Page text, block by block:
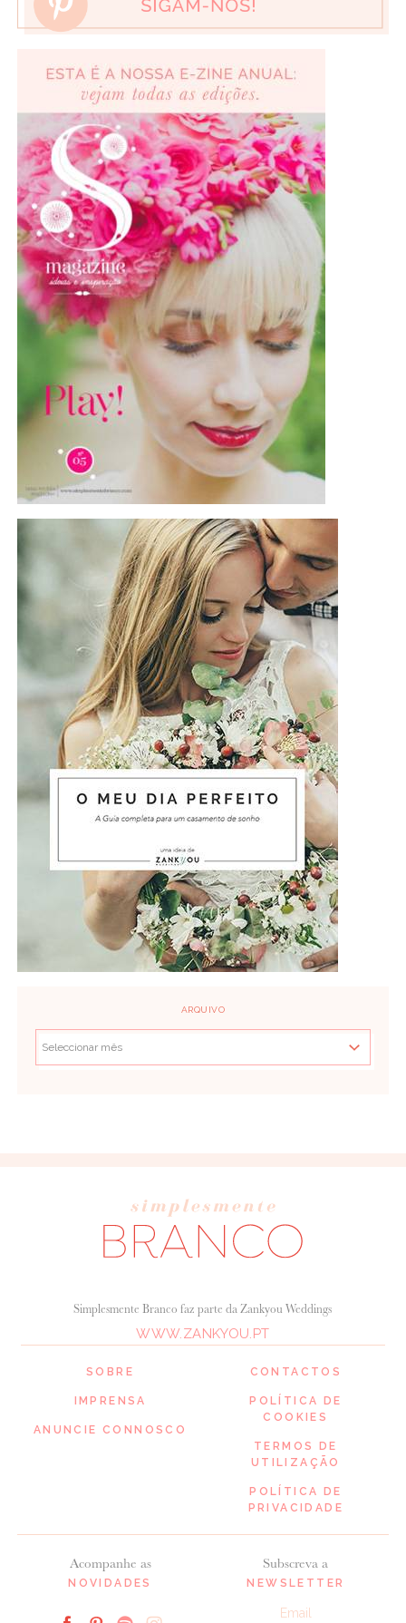
ARQUIVO
SOBRE
IMPRENSA
ANUNCIE CONNOSCO
Acompanhe as
NOVIDADES
Simplesmente Branco faz parte da Zankyou Weddings
WWW.ZANKYOU.PT
Subscreva a
NEWSLETTER
CONTACTOS
POLÍTICA DE
COOKIES
TERMOS DE
UTILIZAÇÃO
POLÍTICA DE
PRIVACIDADE